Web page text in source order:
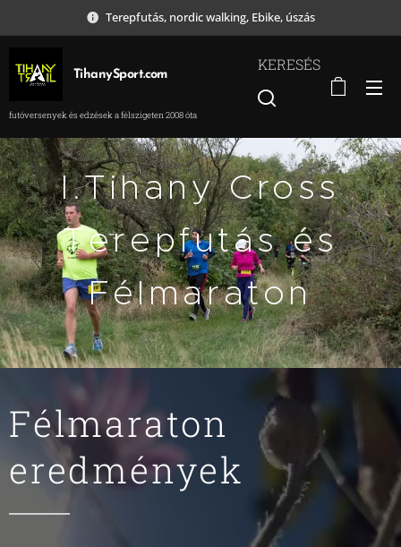
Terepfutás, nordic walking, Ebike, úszás
TihanySport.com
futóversenyek és edzések a félszigeten 2008 óta
KERESÉS
I.Tihany Cross
Terepfutás és
Félmaraton
Félmaraton
eredmények